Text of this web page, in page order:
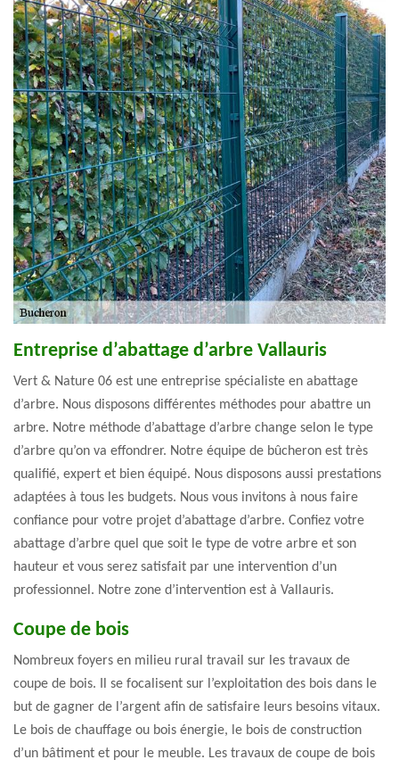
Entreprise d’abattage d’arbre Vallauris
Vert & Nature 06 est une entreprise spécialiste en abattage
d’arbre. Nous disposons différentes méthodes pour abattre un
arbre. Notre méthode d’abattage d’arbre change selon le type
d’arbre qu’on va effondrer. Notre équipe de bûcheron est très
qualifié, expert et bien équipé. Nous disposons aussi prestations
adaptées à tous les budgets. Nous vous invitons à nous faire
confiance pour votre projet d’abattage d’arbre. Confiez votre
abattage d’arbre quel que soit le type de votre arbre et son
hauteur et vous serez satisfait par une intervention d’un
professionnel. Notre zone d’intervention est à Vallauris.
Coupe de bois
Nombreux foyers en milieu rural travail sur les travaux de
coupe de bois. Il se focalisent sur l’exploitation des bois dans le
but de gagner de l’argent afin de satisfaire leurs besoins vitaux.
Le bois de chauffage ou bois énergie, le bois de construction
d’un bâtiment et pour le meuble. Les travaux de coupe de bois